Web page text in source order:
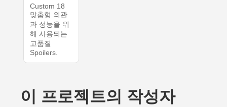
Custom 18
맞춤형 외관
과 성능을 위
해 사용되는
고품질
Spoilers.
이 프로젝트의 작성자